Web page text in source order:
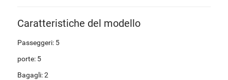
Caratteristiche del modello
Passeggeri: 5
porte: 5
Bagagli: 2